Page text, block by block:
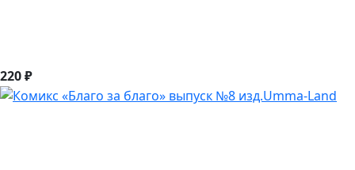
220 ₽